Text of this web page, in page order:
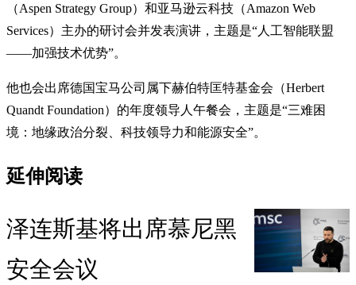
（Aspen Strategy Group）和亚马逊云科技（Amazon Web
Services）主办的研讨会并发表演讲，主题是“人工智能联盟
——加强技术优势”。
他也会出席德国宝马公司属下赫伯特匡特基金会（Herbert
Quandt Foundation）的年度领导人午餐会，主题是“三难困
境：地缘政治分裂、科技领导力和能源安全”。
延伸阅读
泽连斯基将出席慕尼黑
安全会议